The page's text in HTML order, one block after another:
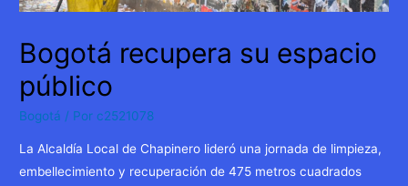
Bogotá recupera su espacio
público
Bogotá / Por c2521078
La Alcaldía Local de Chapinero lideró una jornada de limpieza,
embellecimiento y recuperación de 475 metros cuadrados